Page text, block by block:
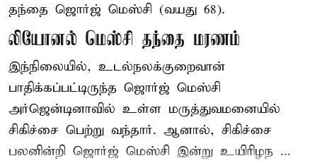
தந்தை ஜொர்ஜ் மெஸ்சி (வயது 68).
லியோனல் மெஸ்சி தந்தை மரணம்
இந்நிலையில், உடல்நலக்குறைவான்
பாதிக்கப்பட்டிருந்த ஜொர்ஜ் மெஸ்சி
அர்ஜென்டினாவில் உள்ள மருத்துவமனையில்
சிகிச்சை பெற்று வந்தார். ஆனால், சிகிச்சை
பலனின்றி ஜொர்ஜ் மெஸ்சி இன்று உயிரிழந ...